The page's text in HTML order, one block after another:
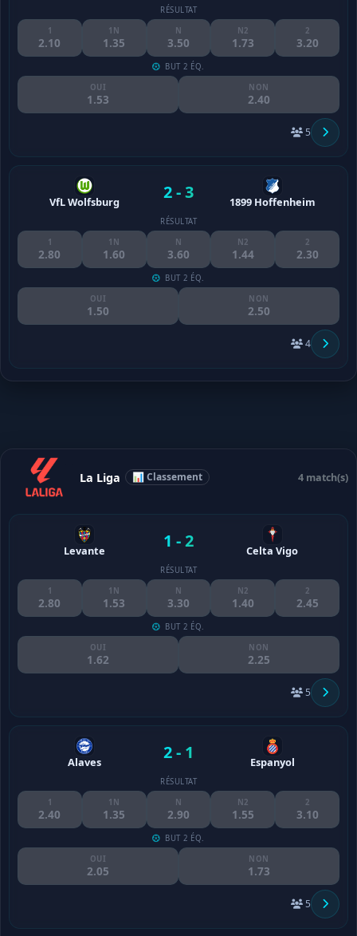
RÉSULTAT
1
2.10
1N
1.35
N
3.50
N2
1.73
2
3.20
BUT 2 ÉQ.
OUI
1.53
NON
2.40
5
VfL Wolfsburg 2 - 3 1899 Hoffenheim
RÉSULTAT
1
2.80
1N
1.60
N
3.60
N2
1.44
2
2.30
BUT 2 ÉQ.
OUI
1.50
NON
2.50
4
La Liga 📊 Classement 4 match(s)
Levante 1 - 2 Celta Vigo
RÉSULTAT
1
2.80
1N
1.53
N
3.30
N2
1.40
2
2.45
BUT 2 ÉQ.
OUI
1.62
NON
2.25
5
Alaves 2 - 1 Espanyol
RÉSULTAT
1
2.40
1N
1.35
N
2.90
N2
1.55
2
3.10
BUT 2 ÉQ.
OUI
2.05
NON
1.73
5